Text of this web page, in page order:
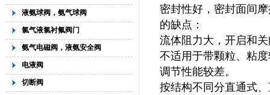
液氨球阀，氨气球阀
氯气液氯衬氟阀门
氨气电磁阀，液氨安全阀
电液阀
切断阀
密封性好，密封面间
的缺点：
流体阻力大，开启和
不适用于带颗粒、粘
调节性能较差。
按结构不同分直通式